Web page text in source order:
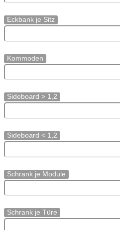
Eckbank je Sitz
Kommoden
Sideboard > 1,2
Sideboard < 1,2
Schrank je Module
Schrank je Türe